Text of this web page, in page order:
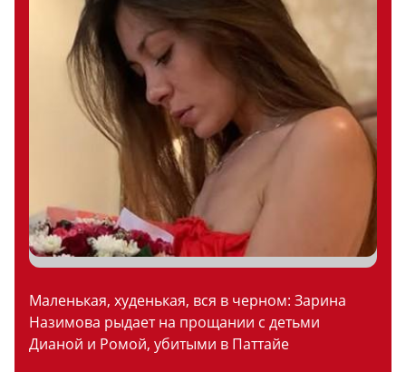
Маленькая, худенькая, вся в черном: Зарина
Назимова рыдает на прощании с детьми
Дианой и Ромой, убитыми в Паттайе